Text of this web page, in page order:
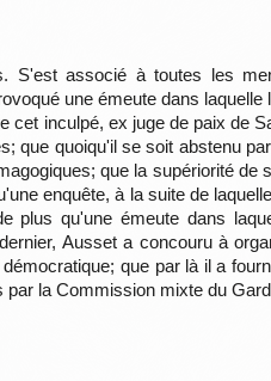
S'est associé à toutes les
une émeute dans
cet inculpé, ex juge de paix de
que quoiqu'il se soit abstenu
que la supériorité de
enquête, à la suite de
plus qu'une émeute dans
Ausset a concouru à
que par là il a
la Commission mixte du